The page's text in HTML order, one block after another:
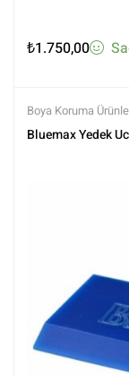
₺1.750,00
Boya Koruma
Kaplama Ürünleri,
Bluemax Yedek